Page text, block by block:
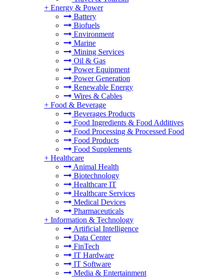
+ Energy & Power
Battery
Biofuels
Environment
Marine
Mining Services
Oil & Gas
Power Equipment
Power Generation
Renewable Energy
Wires & Cables
+ Food & Beverage
Beverages Products
Food Ingredients & Food Additives
Food Processing & Processed Food
Food Products
Food Supplements
+ Healthcare
Animal Health
Biotechnology
Healthcare IT
Healthcare Services
Medical Devices
Pharmaceuticals
+ Information & Technology
Artificial Intelligence
Data Center
FinTech
IT Hardware
IT Software
Media & Entertainment